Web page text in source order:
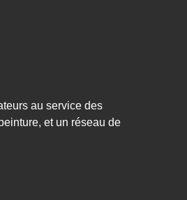
au service des
et un réseau de